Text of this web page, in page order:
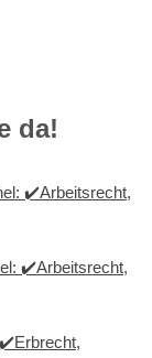
da!
✔️Arbeitsrecht,
✔️Arbeitsrecht,